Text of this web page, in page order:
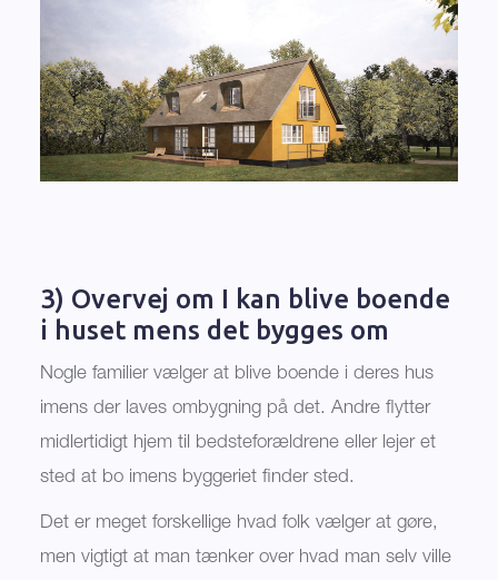
3) Overvej om I kan blive boende
i huset mens det bygges om
Nogle familier vælger at blive boende i deres hus
imens der laves ombygning på det. Andre flytter
midlertidigt hjem til bedsteforældrene eller lejer et
sted at bo imens byggeriet finder sted.
Det er meget forskellige hvad folk vælger at gøre,
men vigtigt at man tænker over hvad man selv ville